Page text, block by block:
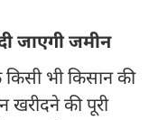
जाएगी जमीन
भी किसान की
खरीदने की पूरी